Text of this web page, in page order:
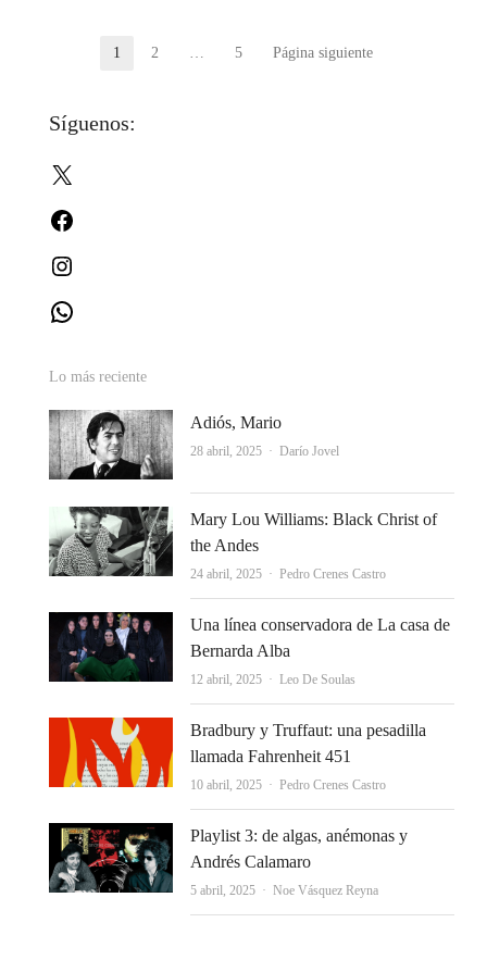
Paginación
entradas
Página
1 Página
2 Página
5 Página siguiente
Síguenos:
Lo más reciente
Adiós, Mario
28 abril, 2025 Autor
Darío Jovel
Mary Lou Williams: Black Christ of
the Andes
24 abril, 2025 Autor
Pedro Crenes Castro
Una línea conservadora de La casa de
Bernarda Alba
12 abril, 2025 Autor
Leo De Soulas
Bradbury y Truffaut: una pesadilla
llamada Fahrenheit 451
10 abril, 2025 Autor
Pedro Crenes Castro
Playlist 3: de algas, anémonas y
Andrés Calamaro
5 abril, 2025 Autor
Noe Vásquez Reyna